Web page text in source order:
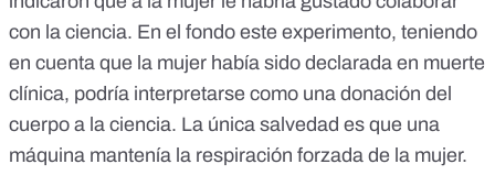
con la ciencia. En el fondo este experimento, teniendo
en cuenta que la mujer había sido declarada en muerte
clínica, podría interpretarse como una donación del
cuerpo a la ciencia. La única salvedad es que una
máquina mantenía la respiración forzada de la mujer.